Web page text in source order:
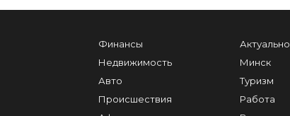
Финансы
Недвижимость
Авто
Происшествия
Актуально
Минск
Туризм
Работа